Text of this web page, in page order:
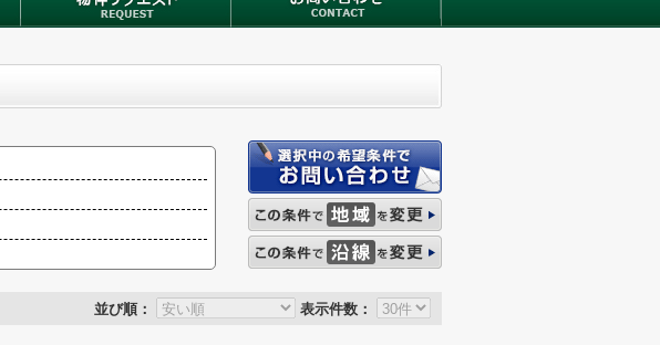
並び順： 表示件数：